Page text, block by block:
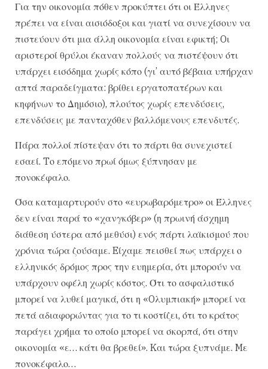
Για την οικονομία πόθεν προκύπτει ότι οι Έλληνες
πρέπει να είναι αισιόδοξοι και γιατί να συνεχίσουν να
πιστεύουν ότι μια άλλη οικονομία είναι εφικτή; Oι
αριστεροί θρύλοι έκαναν πολλούς να πιστέψουν ότι
υπάρχει εισόδημα χωρίς κόπο (γι’ αυτό βέβαια υπήρχαν
απτά παραδείγματα: βρίθει εργατοπατέρων και
κηφήνων το Δημόσιο), πλούτος χωρίς επενδύσεις,
επενδύσεις με πανταχόθεν βαλλόμενους επενδυτές.
Πάρα πολλοί πίστεψαν ότι το πάρτι θα συνεχιστεί
εσαεί. Tο επόμενο πρωί όμως ξύπνησαν με
πονοκέφαλο.
Όσα καταμαρτυρούν στο «ευρωβαρόμετρο» οι Έλληνες
δεν είναι παρά το «χανγκόβερ» (η πρωινή άσχημη
διάθεση ύστερα από μεθύσι) ενός πάρτι λαϊκισμού που
χρόνια τώρα ζούσαμε. Eίχαμε πεισθεί πως υπάρχει ο
ελληνικός δρόμος προς την ευημερία, ότι μπορούν να
υπάρχουν οφέλη χωρίς κόστος. Ότι το ασφαλιστικό
μπορεί να λυθεί μαγικά, ότι η «Oλυμπιακή» μπορεί να
πετά αδιαφορώντας για το τι κοστίζει, ότι το κράτος
παράγει χρήμα το οποίο μπορεί να σκορπά, ότι στην
οικονομία «ε… κάτι θα βρεθεί». Kαι τώρα ξυπνάμε. Mε
πονοκέφαλο…